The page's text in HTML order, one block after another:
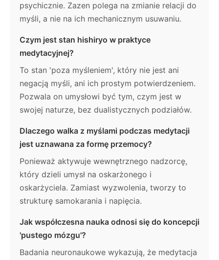
psychicznie. Zazen polega na zmianie relacji do
myśli, a nie na ich mechanicznym usuwaniu.
Czym jest stan hishiryo w praktyce
medytacyjnej?
To stan 'poza myśleniem', który nie jest ani
negacją myśli, ani ich prostym potwierdzeniem.
Pozwala on umysłowi być tym, czym jest w
swojej naturze, bez dualistycznych podziałów.
Dlaczego walka z myślami podczas medytacji
jest uznawana za formę przemocy?
Ponieważ aktywuje wewnętrznego nadzorcę,
który dzieli umysł na oskarżonego i
oskarżyciela. Zamiast wyzwolenia, tworzy to
strukturę samokarania i napięcia.
Jak współczesna nauka odnosi się do koncepcji
'pustego mózgu'?
Badania neuronaukowe wykazują, że medytacja